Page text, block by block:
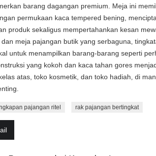
barang dagangan premium. Meja ini
permukaan kaca tempered bening,
produk sekaligus mempertahankan kesan
meja pajangan butik yang serbaguna,
untuk menampilkan barang-barang seperti
yang kokoh dan kaca tahan gores
atas, toko kosmetik, dan toko hadiah, di
pajangan ritel rak pajangan bertingkat